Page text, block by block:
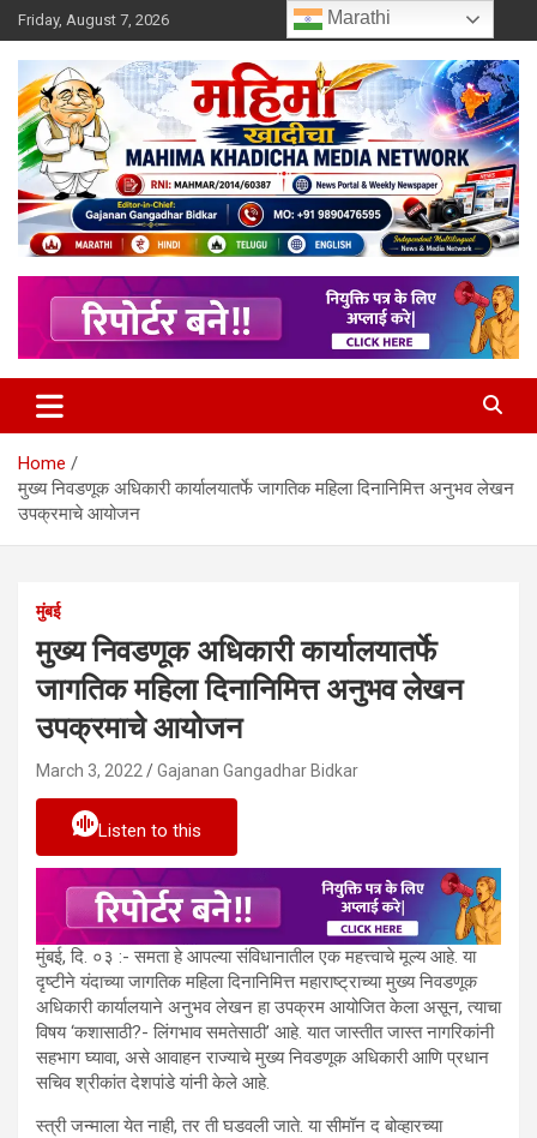
Skip
to
content
Friday, August 7, 2026
Mahimakhadicha
Home
मुख्य निवडणूक अधिकारी कार्यालयातर्फे जागतिक महिला दिनानिमित्त अनुभव लेखन
उपक्रमाचे आयोजन
मुंबई
मुख्य निवडणूक अधिकारी कार्यालयातर्फे
जागतिक महिला दिनानिमित्त अनुभव लेखन
उपक्रमाचे आयोजन
March 3, 2022 Gajanan Gangadhar Bidkar
Listen to this
मुंबई, दि. ०३ :- समता हे आपल्या संविधानातील एक महत्त्वाचे मूल्य आहे. या
दृष्टीने यंदाच्या जागतिक महिला दिनानिमित्त महाराष्ट्राच्या मुख्य निवडणूक
अधिकारी कार्यालयाने अनुभव लेखन हा उपक्रम आयोजित केला असून, त्याचा
विषय ‘कशासाठी?- लिंगभाव समतेसाठी’ आहे. यात जास्तीत जास्त नागरिकांनी
सहभाग घ्यावा, असे आवाहन राज्याचे मुख्य निवडणूक अधिकारी आणि प्रधान
सचिव श्रीकांत देशपांडे यांनी केले आहे.
स्त्री जन्माला येत नाही, तर ती घडवली जाते. या सीमॉन द बोव्हारच्या
Marathi